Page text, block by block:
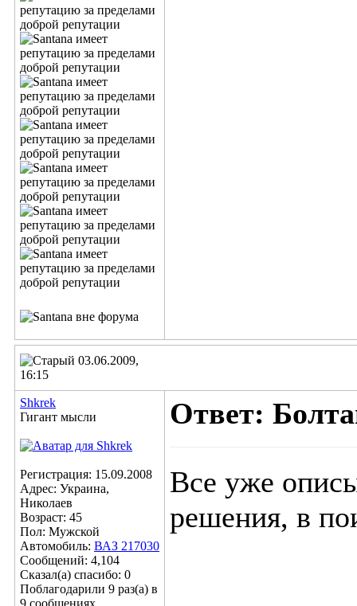
03.06.2009,
16:15
Shkrek
Гигант мысли
Регистрация: 15.09.2008
Адрес: Украина,
Николаев
Возраст: 45
Пол: Мужской
Автомобиль: ВАЗ 217030
Сообщений: 4,104
Сказал(а) спасибо: 0
Поблагодарили 9 раз(а) в
9 сообщениях
Ответ:
Все уже
решения, в